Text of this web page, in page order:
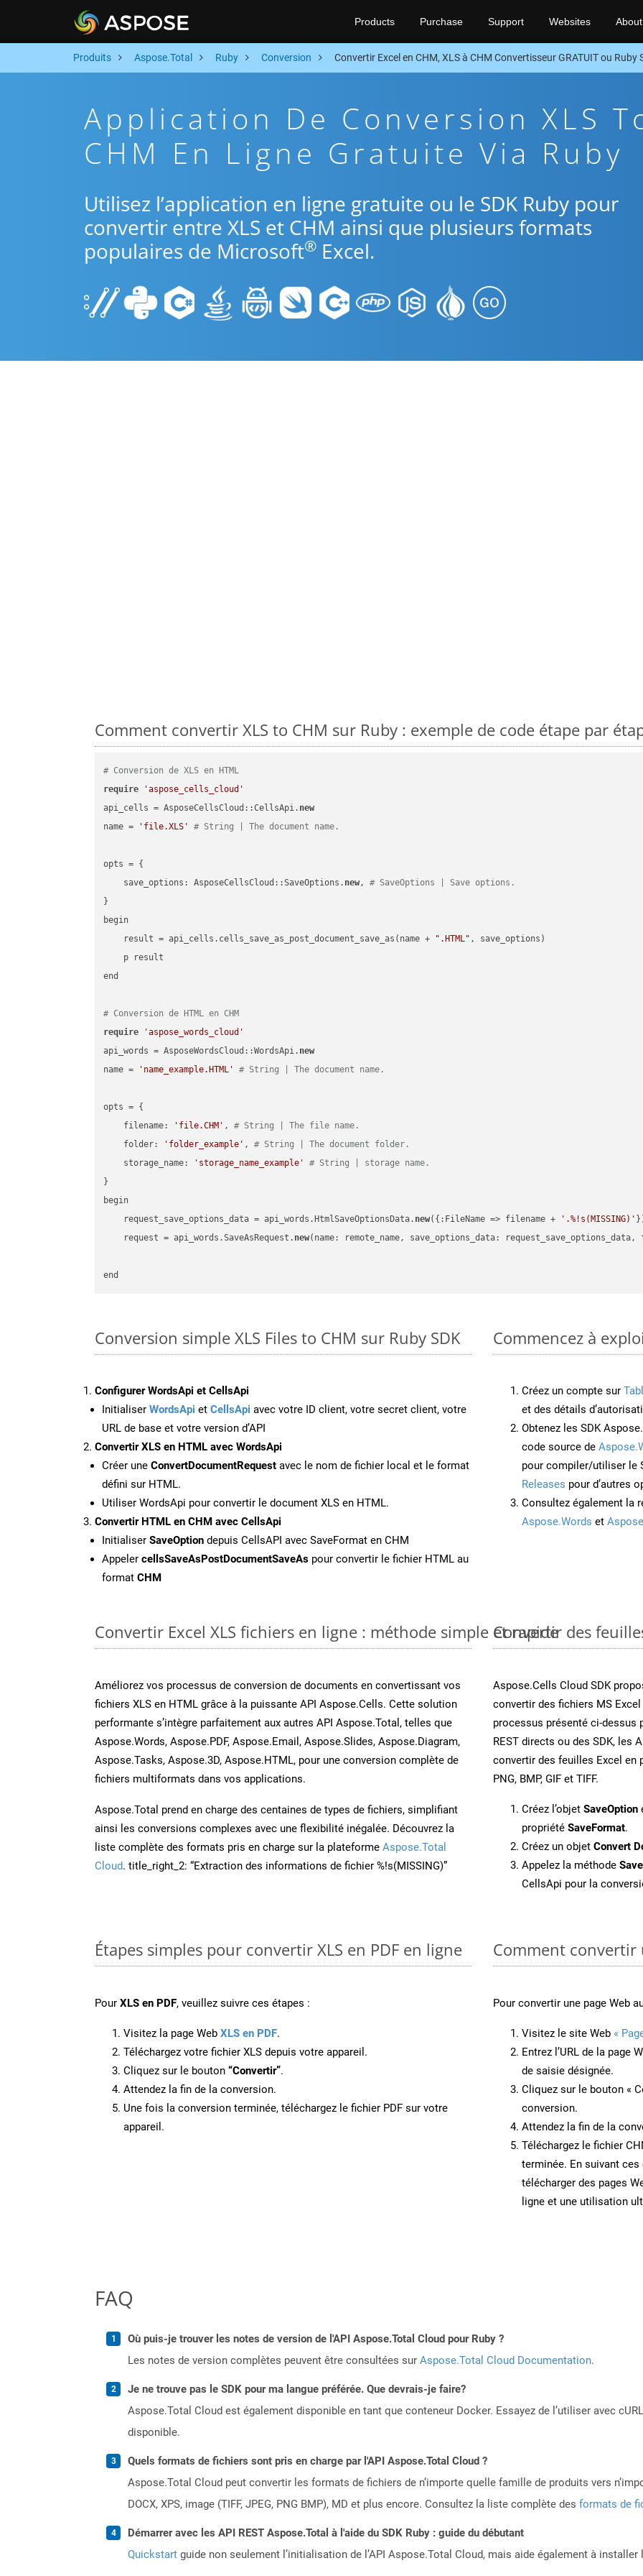
Products Purchase Support Websites About
Produits Aspose.Total Ruby Conversion Convertir Excel en CHM, XLS à CHM Convertisseur GRATUIT ou Ruby
Application De Conversion XLS
CHM En Ligne Gratuite Via Ruby
Utilisez l’application en ligne gratuite ou le SDK Ruby pour
convertir entre XLS et CHM ainsi que plusieurs formats
populaires de Microsoft® Excel.
Comment convertir XLS to CHM sur Ruby : exemple de code étape par
# Conversion de XLS en HTML
require
'aspose_cells_cloud'
api_cells = AsposeCellsCloud::CellsApi. new
name =
'file.XLS' # String | The document name.
opts = {
    save_options: AsposeCellsCloud::SaveOptions.
new, # SaveOptions | Save options.
}
begin
    result = api_cells.cells_save_as_post_document_save_as(name +
".HTML" , save_options)
    p result
end
# Conversion de HTML en CHM
require
'aspose_words_cloud'
api_words = AsposeWordsCloud::WordsApi. new
name =
'name_example.HTML' # String | The document name.
opts = {
    filename:
'file.CHM' , # String | The file name.
    folder:
'folder_example' , # String | The document folder.
    storage_name:
'storage_name_example'
# String | storage name.
}
begin
    request_save_options_data = api_words.HtmlSaveOptionsData.
new({:FileName => filename + '.%!s(MISSING)'
    request = api_words.SaveAsRequest.
new(name: remote_name, save_options_data:
Conversion simple XLS Files to CHM sur Ruby SDK
Configurer WordsApi et CellsApi
Initialiser WordsApi et CellsApi avec votre ID client, votre secret client, votre
URL de base et votre version d’API
Convertir XLS en HTML avec WordsApi
Créer une ConvertDocumentRequest avec le nom de fichier local et le format
défini sur HTML.
Utiliser WordsApi pour convertir le document XLS en HTML.
Convertir HTML en CHM avec CellsApi
Initialiser SaveOption depuis CellsAPI avec SaveFormat en CHM
Appeler cellsSaveAsPostDocumentSaveAs pour convertir le fichier HTML au
format CHM
Commencez à
Créez un compte sur
et des détails
Obtenez les SDK
code source de
pour compiler/utiliser le
Releases pour d’autres
Consultez également la
Aspose.Words et
Convertir Excel XLS fichiers en ligne : méthode simple et rapide
Améliorez vos processus de conversion de documents en convertissant vos
fichiers XLS en HTML grâce à la puissante API Aspose.Cells. Cette solution
performante s’intègre parfaitement aux autres API Aspose.Total, telles que
Aspose.Words, Aspose.PDF, Aspose.Email, Aspose.Slides, Aspose.Diagram,
Aspose.Tasks, Aspose.3D, Aspose.HTML, pour une conversion complète de
fichiers multiformats dans vos applications.
Aspose.Total prend en charge des centaines de types de fichiers, simplifiant
ainsi les conversions complexes avec une flexibilité inégalée. Découvrez la
liste complète des formats pris en charge sur la plateforme Aspose.Total
Cloud. title_right_2: “Extraction des informations de fichier %!s(MISSING)”
Convertir des
Aspose.Cells Cloud SDK
convertir des fichiers MS
processus présenté ci-dessus
REST directs ou des SDK, les
convertir des feuilles Excel en
PNG, BMP, GIF et TIFF.
Créez l’objet SaveOption
propriété SaveFormat.
Créez un objet Convert
Appelez la méthode
CellsApi pour la
Étapes simples pour convertir XLS en PDF en ligne
Pour XLS en PDF, veuillez suivre ces étapes :
Visitez la page Web XLS en PDF.
Téléchargez votre fichier XLS depuis votre appareil.
Cliquez sur le bouton “Convertir”.
Attendez la fin de la conversion.
Une fois la conversion terminée, téléchargez le fichier PDF sur votre
appareil.
Comment convertir
Pour convertir une page Web
Visitez le site Web «
Entrez l’URL de la page
de saisie désignée.
Cliquez sur le bouton «
conversion.
Attendez la fin de la
Téléchargez le fichier
terminée. En suivant
télécharger des pages
ligne et une utilisation
FAQ
Où puis-je trouver les notes de version de l'API Aspose.Total Cloud pour Ruby ?
Les notes de version complètes peuvent être consultées sur Aspose.Total Cloud Documentation.
Je ne trouve pas le SDK pour ma langue préférée. Que devrais-je faire?
Aspose.Total Cloud est également disponible en tant que conteneur Docker. Essayez de l’utiliser avec
disponible.
Quels formats de fichiers sont pris en charge par l'API Aspose.Total Cloud ?
Aspose.Total Cloud peut convertir les formats de fichiers de n’importe quelle famille de produits vers
DOCX, XPS, image (TIFF, JPEG, PNG BMP), MD et plus encore. Consultez la liste complète des formats de
Démarrer avec les API REST Aspose.Total à l'aide du SDK Ruby : guide du débutant
Quickstart guide non seulement l’initialisation de l’API Aspose.Total Cloud, mais aide également à